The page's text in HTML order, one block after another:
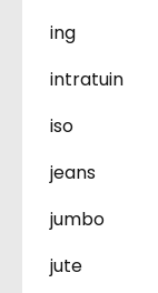
ing
intratuin
iso
jeans
jumbo
jute